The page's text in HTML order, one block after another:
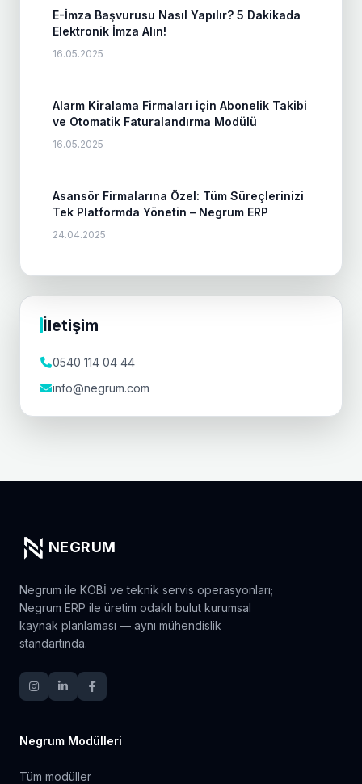
E-İmza Başvurusu Nasıl Yapılır? 5 Dakikada
Elektronik İmza Alın!
16.05.2025
Alarm Kiralama Firmaları için Abonelik Takibi
ve Otomatik Faturalandırma Modülü
16.05.2025
Asansör Firmalarına Özel: Tüm Süreçlerinizi
Tek Platformda Yönetin – Negrum ERP
24.04.2025
İletişim
0540 114 04 44
info@negrum.com
NEGRUM
Negrum ile KOBİ ve teknik servis operasyonları;
Negrum ERP ile üretim odaklı bulut kurumsal
kaynak planlaması — aynı mühendislik
standartında.
Negrum Modülleri
Tüm modüller